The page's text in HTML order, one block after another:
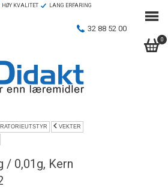
0
HØY KVALITET
LANG ERFARING
32 88 52 00
VEKTER
/ 0,01g, Kern